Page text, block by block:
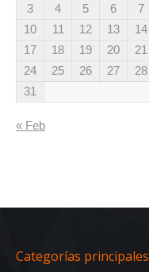
3
4 5 6 7
10
11 12 13 14
17
18 19 20 21
24
25 26 27 28
31
« Feb
Categorías principales